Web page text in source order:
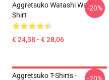
Aggretsuko Watashi Wa T-
Shirt
€ 24,38 - € 28,06
-20%
Aggretsuko T-Shirts -